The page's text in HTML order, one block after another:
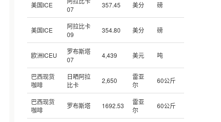
美国ICE
07
357.45 美分 磅
美国ICE
阿拉比卡
09
354.80 美分 磅
欧洲ICEU
罗布斯塔
07
4,439 美元 吨
巴西现货
咖啡
日晒阿拉
比卡
2,650
雷亚
尔
60公斤
巴西现货
咖啡
罗布斯塔 1692.53
雷亚
尔
60公斤